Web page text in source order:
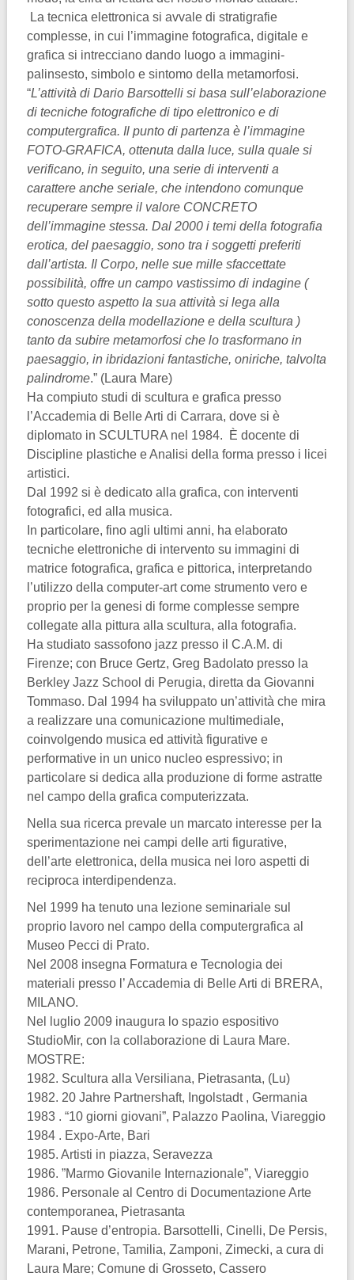
La tecnica elettronica si avvale di stratigrafie
complesse, in cui l’immagine fotografica, digitale e
grafica si intrecciano dando luogo a immagini-
palinsesto, simbolo e sintomo della metamorfosi.
“L’attività di Dario Barsottelli si basa sull’elaborazione
di tecniche fotografiche di tipo elettronico e di
computergrafica. Il punto di partenza è l’immagine
FOTO-GRAFICA, ottenuta dalla luce, sulla quale si
verificano, in seguito, una serie di interventi a
carattere anche seriale, che intendono comunque
recuperare sempre il valore CONCRETO
dell’immagine stessa. Dal 2000 i temi della fotografia
erotica, del paesaggio, sono tra i soggetti preferiti
dall’artista. Il Corpo, nelle sue mille sfaccettate
possibilità, offre un campo vastissimo di indagine (
sotto questo aspetto la sua attività si lega alla
conoscenza della modellazione e della scultura )
tanto da subire metamorfosi che lo trasformano in
paesaggio, in ibridazioni fantastiche, oniriche, talvolta
palindrome.” (Laura Mare)
Ha compiuto studi di scultura e grafica presso
l’Accademia di Belle Arti di Carrara, dove si è
diplomato in SCULTURA nel 1984. È docente di
Discipline plastiche e Analisi della forma presso i licei
artistici.
Dal 1992 si è dedicato alla grafica, con interventi
fotografici, ed alla musica.
In particolare, fino agli ultimi anni, ha elaborato
tecniche elettroniche di intervento su immagini di
matrice fotografica, grafica e pittorica, interpretando
l’utilizzo della computer-art come strumento vero e
proprio per la genesi di forme complesse sempre
collegate alla pittura alla scultura, alla fotografia.
Ha studiato sassofono jazz presso il C.A.M. di
Firenze; con Bruce Gertz, Greg Badolato presso la
Berkley Jazz School di Perugia, diretta da Giovanni
Tommaso. Dal 1994 ha sviluppato un’attività che mira
a realizzare una comunicazione multimediale,
coinvolgendo musica ed attività figurative e
performative in un unico nucleo espressivo; in
particolare si dedica alla produzione di forme astratte
nel campo della grafica computerizzata.
Nella sua ricerca prevale un marcato interesse per la
sperimentazione nei campi delle arti figurative,
dell’arte elettronica, della musica nei loro aspetti di
reciproca interdipendenza.
Nel 1999 ha tenuto una lezione seminariale sul
proprio lavoro nel campo della computergrafica al
Museo Pecci di Prato.
Nel 2008 insegna Formatura e Tecnologia dei
materiali presso l’ Accademia di Belle Arti di BRERA,
MILANO.
Nel luglio 2009 inaugura lo spazio espositivo
StudioMir, con la collaborazione di Laura Mare.
MOSTRE:
1982. Scultura alla Versiliana, Pietrasanta, (Lu)
1982. 20 Jahre Partnershaft, Ingolstadt , Germania
1983 . “10 giorni giovani”, Palazzo Paolina, Viareggio
1984 . Expo-Arte, Bari
1985. Artisti in piazza, Seravezza
1986. ”Marmo Giovanile Internazionale”, Viareggio
1986. Personale al Centro di Documentazione Arte
contemporanea, Pietrasanta
1991. Pause d’entropia. Barsottelli, Cinelli, De Persis,
Marani, Petrone, Tamilia, Zamponi, Zimecki, a cura di
Laura Mare; Comune di Grosseto, Cassero